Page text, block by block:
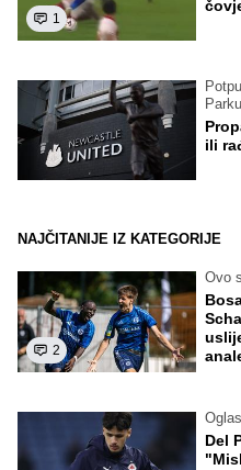
1
Parku
ili
NAJČITANIJE IZ KATEGORIJE
2
Ovo
Del